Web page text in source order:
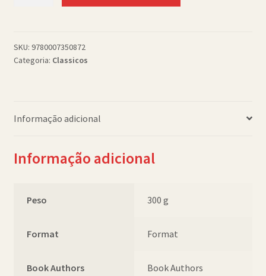
quantidade
SKU: 9780007350872
Categoria: Classicos
Informação adicional
Informação adicional
Peso 300 g
Format Format
Book Authors Book Authors